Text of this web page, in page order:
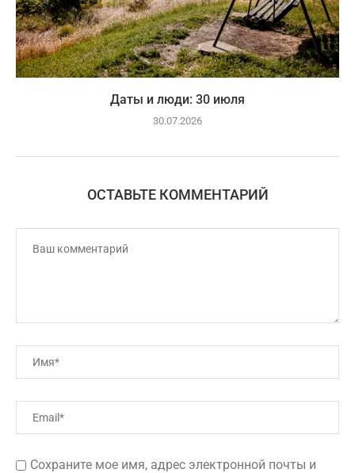
Даты и люди: 30 июля
30.07.2026
ОСТАВЬТЕ КОММЕНТАРИЙ
Сохраните мое имя, адрес электронной почты и